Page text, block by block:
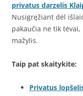
privatus darzelis
Nusigręžiant dėl
pakaučia ne tik
mažylis.
Taip pat skaitykite:
Privatus